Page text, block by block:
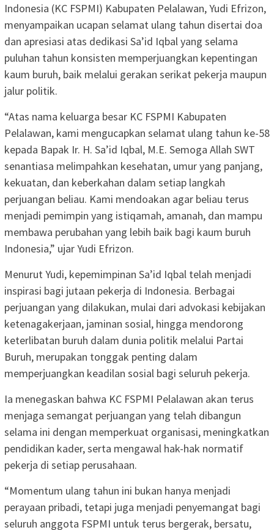
Indonesia (KC FSPMI) Kabupaten Pelalawan, Yudi Efrizon,
menyampaikan ucapan selamat ulang tahun disertai doa
dan apresiasi atas dedikasi Sa’id Iqbal yang selama
puluhan tahun konsisten memperjuangkan kepentingan
kaum buruh, baik melalui gerakan serikat pekerja maupun
jalur politik.
“Atas nama keluarga besar KC FSPMI Kabupaten
Pelalawan, kami mengucapkan selamat ulang tahun ke-58
kepada Bapak Ir. H. Sa’id Iqbal, M.E. Semoga Allah SWT
senantiasa melimpahkan kesehatan, umur yang panjang,
kekuatan, dan keberkahan dalam setiap langkah
perjuangan beliau. Kami mendoakan agar beliau terus
menjadi pemimpin yang istiqamah, amanah, dan mampu
membawa perubahan yang lebih baik bagi kaum buruh
Indonesia,” ujar Yudi Efrizon.
Menurut Yudi, kepemimpinan Sa’id Iqbal telah menjadi
inspirasi bagi jutaan pekerja di Indonesia. Berbagai
perjuangan yang dilakukan, mulai dari advokasi kebijakan
ketenagakerjaan, jaminan sosial, hingga mendorong
keterlibatan buruh dalam dunia politik melalui Partai
Buruh, merupakan tonggak penting dalam
memperjuangkan keadilan sosial bagi seluruh pekerja.
Ia menegaskan bahwa KC FSPMI Pelalawan akan terus
menjaga semangat perjuangan yang telah dibangun
selama ini dengan memperkuat organisasi, meningkatkan
pendidikan kader, serta mengawal hak-hak normatif
pekerja di setiap perusahaan.
“Momentum ulang tahun ini bukan hanya menjadi
perayaan pribadi, tetapi juga menjadi penyemangat bagi
seluruh anggota FSPMI untuk terus bergerak, bersatu,